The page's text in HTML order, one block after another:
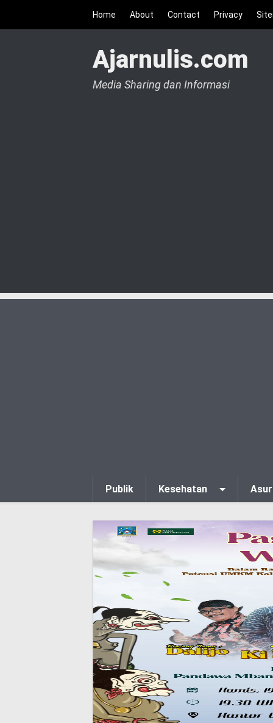
Home About Contact Privacy
Ajarnulis.com
Media Sharing dan Informasi
Publik Kesehatan